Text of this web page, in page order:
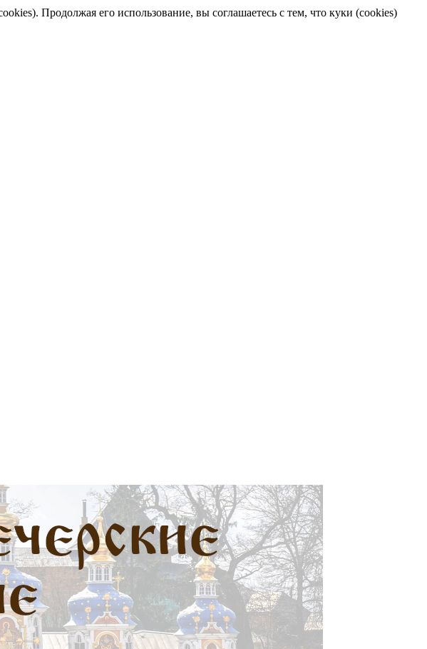
Продолжая его использование, вы соглашаетесь с тем, что куки (cookies)